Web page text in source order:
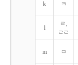
k ㅋ
l
ㄹ,
ㄹㄹ
m ㅁ